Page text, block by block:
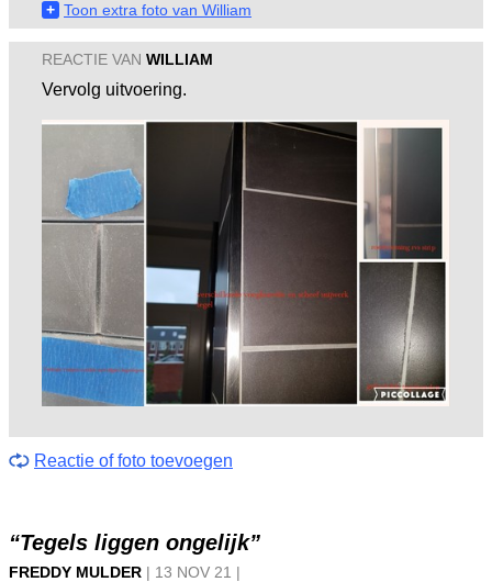
+ Toon extra foto van William
REACTIE VAN WILLIAM
Vervolg uitvoering.
Reactie of foto toevoegen
“Tegels liggen ongelijk”
FREDDY MULDER | 13 NOV 21 |